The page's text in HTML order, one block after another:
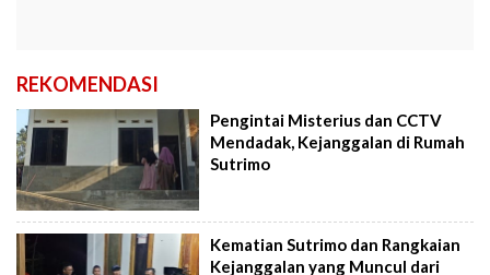
REKOMENDASI
Pengintai Misterius dan CCTV
Mendadak, Kejanggalan di Rumah
Sutrimo
Kematian Sutrimo dan Rangkaian
Kejanggalan yang Muncul dari